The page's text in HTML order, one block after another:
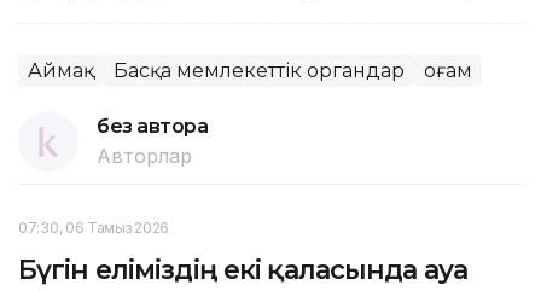
Аймақ Басқа мемлекеттік органдар Қоғам
без автора
Авторлар
07:30, 06 Тамыз 2026
Бүгін еліміздің екі қаласында ауа